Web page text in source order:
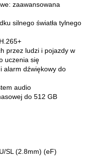
zaawansowana
silnego światła tylnego
przez ludzi i pojazdy w
uczenia się
alarm dźwiękowy do
audio
do 512 GB
SL (2.8mm) (eF)